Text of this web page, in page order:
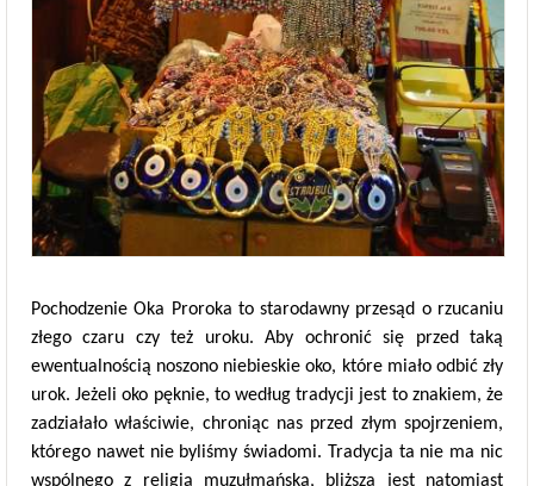
Pochodzenie Oka Proroka to starodawny przesąd o rzucaniu
złego czaru czy też uroku. Aby ochronić się przed taką
ewentualnością noszono niebieskie oko, które miało odbić zły
urok. Jeżeli oko pęknie, to według tradycji jest to znakiem, że
zadziałało właściwie, chroniąc nas przed złym spojrzeniem,
którego nawet nie byliśmy świadomi. Tradycja ta nie ma nic
wspólnego z religią muzułmańską, bliższa jest natomiast